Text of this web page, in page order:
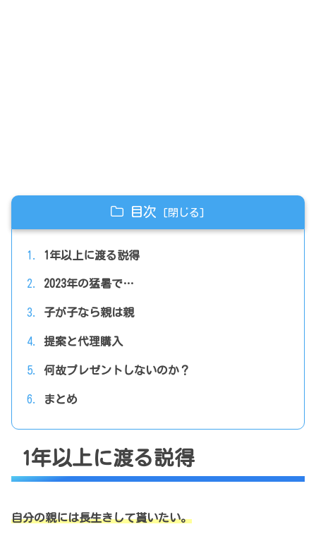
目次
1年以上に渡る説得
2023年の猛暑で…
子が子なら親は親
提案と代理購入
何故プレゼントしないのか？
まとめ
1年以上に渡る説得
自分の親には長生きして貰いたい。